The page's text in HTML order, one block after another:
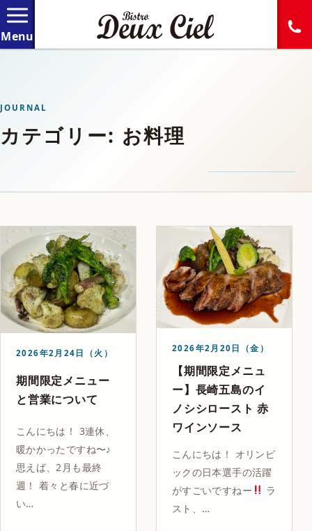
JOURNAL
カテゴリー: お料理
2026年2月24日（火）
期間限定メニュー
と営業について
こんにちは！ 3連休、
暖かかったですね〜♪
思えば、2月も最終
週！ 着々と春に近づ
い…
2026年2月20日（金）
【期間限定メニュ
ー】長崎五島のイ
ノシシロースト 赤
ワインソース
こんにちは！ オリンピ
ックの日本選手の活躍
がすごいですねー
ラ
スト、…